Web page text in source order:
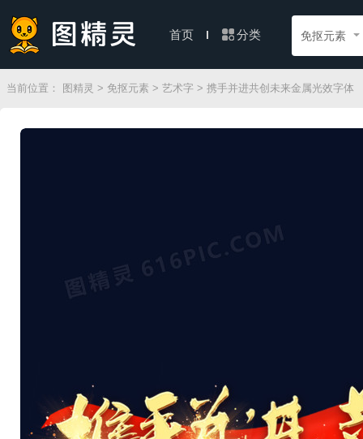
首页 分类 免抠元素
当前位置： 图精灵 > 免抠元素 > 艺术字 > 携手并进共创未来金属光效字体